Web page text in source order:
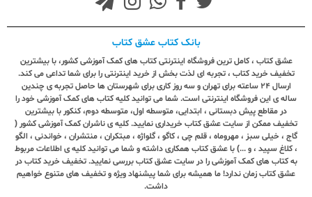
بانک کتاب عشق کتاب
عشق کتاب ، کامل ترین فروشگاه اینترنتی کتاب های کمک آموزشی کشور، با بیشترین
تخفیف خرید کتاب ، تجربه ای لذت بخش از خرید اینترنتی را برای شما تداعی می کند.
ارسال ٢٤ ساعته برای تهران و سه روز کاری برای شهرستان ها حاصل تجربه ی چندین
ساله ی این فروشگاه اینترنتی است. شما می توانید کلیه کتاب های کمک آموزشی خود را
در مقاطع پیش دبستانی ، ابتدایی، متوسطه اول، متوسطه دوم، کنکور با بیشترین
تخفیف ممکن از سایت عشق کتاب خریداری نمایید. کلیه ی ناشران کمک آموزشی کشور (
گاج ، خیلی سبز ، مهروماه ، قلم چی ، کاگو ، گلواژه ، مبتکران ، منتشران ، خواندنی ، الگو
، کلاغ سپید ، و ...) با عشق کتاب همکاری داشته و شما می توانید کلیه ی اطلاعات مربوط
به کتاب های کمک آموزشی را در سایت عشق کتاب بررسی نمایید. تخفیف خرید کتاب در
عشق کتاب زمان ندارد! ما همیشه برای شما پیشنهاد ویژه و تخفیف های متنوع خواهیم
داشت.